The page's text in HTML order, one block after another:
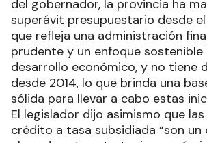
del gobernador, la provincia ha
superávit presupuestario desde el
que refleja una administración
prudente y un enfoque sostenible
desarrollo económico, y no tiene
desde 2014, lo que brinda una
sólida para llevar a cabo estas
El legislador dijo asimismo que las
crédito a tasa subsidiada “son